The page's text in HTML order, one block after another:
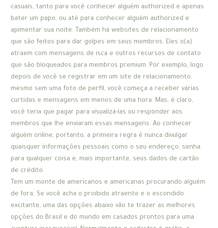
casuais, tanto para você conhecer alguém authorized e apenas
bater um papo, ou até para conhecer alguém authorized e
apimentar sua noite. Também há websites de relacionamento
que são feitos para dar golpes em seus membros. Eles o(a)
atraem com mensagens de isca e outros recursos de contato
que são bloqueados para membros premium. Por exemplo, logo
depois de você se registrar em um site de relacionamento,
mesmo sem uma foto de perfil, você começa a receber várias
curtidas e mensagens em menos de uma hora. Mas, é claro,
você teria que pagar para visualizá-las ou responder aos
membros que lhe enviaram essas mensagens. Ao conhecer
alguém online, portanto, a primeira regra é nunca divulgar
quaisquer informações pessoais como o seu endereço, senha
para qualquer coisa e, mais importante, seus dados de cartão
de crédito.
Tem um monte de americanos e americanas procurando alguém
de fora. Se você acha o proibido atraente e o escondido
excitante, uma das opções abaixo vão te trazer as melhores
opções do Brasil e do mundo em casados prontos para uma